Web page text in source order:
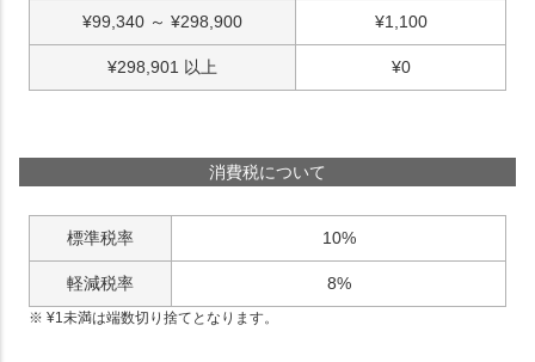
¥99,340 ～ ¥298,900 ¥1,100
¥298,901 以上 ¥0
消費税について
標準税率 10%
軽減税率 8%
¥1未満は端数切り捨てとなります。